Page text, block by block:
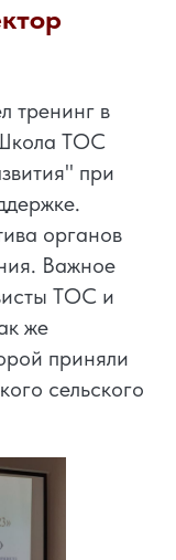
тренинг в
ТОС
при
органов
Важное
ТОС и
же
приняли
сельского